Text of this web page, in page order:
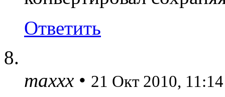
Ответить
maxxx • 21 Окт 2010, 11:14